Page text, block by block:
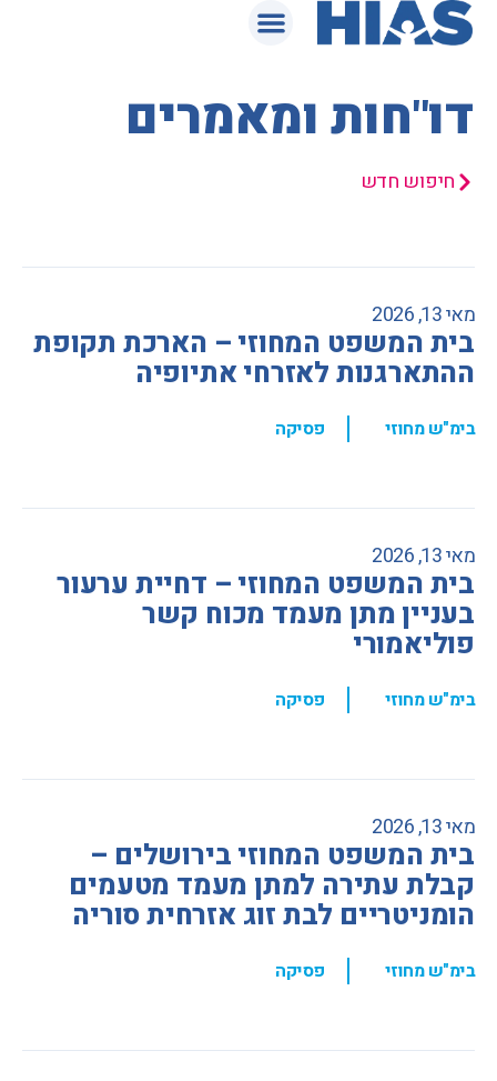
דו"חות ומאמרים
חיפוש חדש
מאי 13, 2026
בית המשפט המחוזי – הארכת תקופת
ההתארגנות לאזרחי אתיופיה
בימ"ש מחוזי , פסיקה
מאי 13, 2026
בית המשפט המחוזי – דחיית ערעור
בעניין מתן מעמד מכוח קשר
פוליאמורי
בימ"ש מחוזי , פסיקה
מאי 13, 2026
בית המשפט המחוזי בירושלים –
קבלת עתירה למתן מעמד מטעמים
הומניטריים לבת זוג אזרחית סוריה
בימ"ש מחוזי , פסיקה